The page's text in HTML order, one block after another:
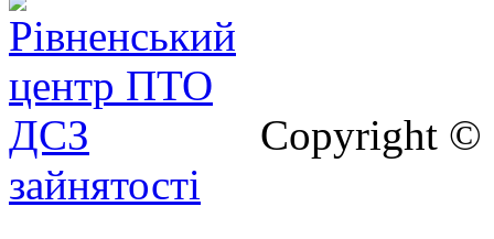
Copyright
зайнятості